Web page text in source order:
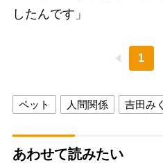
したんです」
1
ペット 人間関係 吉田みく
あわせて読みたい